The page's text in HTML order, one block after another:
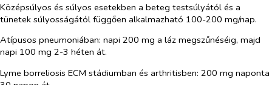
Középsúlyos és súlyos esetekben a beteg testsúlyától és a
tünetek súlyosságától függően alkalmazható 100-200 mg/nap.
Atípusos pneumoniában: napi 200 mg a láz megszűnéséig, majd
napi 100 mg 2-3 héten át.
Lyme borreliosis ECM stádiumban és arthritisben: 200 mg naponta